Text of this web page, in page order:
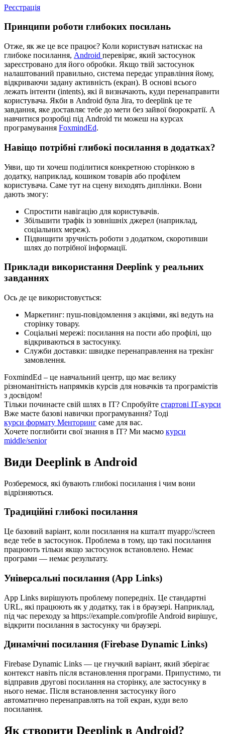
Реєстрація
Принципи роботи глибоких посилань
Отже, як же це все працює? Коли користувач натискає на
глибоке посилання, Android перевіряє, який застосунок
зареєстровано для його обробки. Якщо твій застосунок
налаштований правильно, система передає управління йому,
відкриваючи задану активність (екран). В основі всього
лежать інтенти (intents), які й визначають, куди перенаправити
користувача. Якби в Android була Jira, то deeplink це те
завдання, яке доставляє тебе до мети без зайвої бюрократії. А
навчитися розробці під Android ти можеш на курсах
програмування FoxmindEd.
Навіщо потрібні глибокі посилання в додатках?
Уяви, що ти хочеш поділитися конкретною сторінкою в
додатку, наприклад, кошиком товарів або профілем
користувача. Саме тут на сцену виходять диплінки. Вони
дають змогу:
Спростити навігацію для користувачів.
Збільшити трафік із зовнішніх джерел (наприклад,
соціальних мереж).
Підвищити зручність роботи з додатком, скоротивши
шлях до потрібної інформації.
Приклади використання Deeplink у реальних
завданнях
Ось де це використовується:
Маркетинг: пуш-повідомлення з акціями, які ведуть на
сторінку товару.
Соціальні мережі: посилання на пости або профілі, що
відкриваються в застосунку.
Служби доставки: швидке перенаправлення на трекінг
замовлення.
FoxmindEd – це навчальний центр, що має велику
різноманітність напрямків курсів для новачків та програмістів
з досвідом!
Тільки починаєте свій шлях в ІТ? Спробуйте стартові ІТ-курси
Вже маєте базові навички програмування? Тоді
курси формату Менторинг саме для вас.
Хочете поглибити свої знання в ІТ? Ми маємо курси
middle/senior
Види Deeplink в Android
Розберемося, які бувають глибокі посилання і чим вони
відрізняються.
Традиційні глибокі посилання
Це базовий варіант, коли посилання на кшталт myapp://screen
веде тебе в застосунок. Проблема в тому, що такі посилання
працюють тільки якщо застосунок встановлено. Немає
програми — немає результату.
Універсальні посилання (App Links)
App Links вирішують проблему попередніх. Це стандартні
URL, які працюють як у додатку, так і в браузері. Наприклад,
під час переходу за https://example.com/profile Android вирішує,
відкрити посилання в застосунку чи браузері.
Динамічні посилання (Firebase Dynamic Links)
Firebase Dynamic Links — це гнучкий варіант, який зберігає
контекст навіть після встановлення програми. Припустимо, ти
відправив другові посилання на сторінку, але застосунку в
нього немає. Після встановлення застосунку його
автоматично перенаправлять на той екран, куди вело
посилання.
Як створити Deeplink в Android?